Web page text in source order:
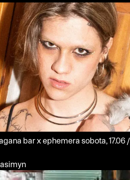
bar x ephemera sobota, 17.06 /